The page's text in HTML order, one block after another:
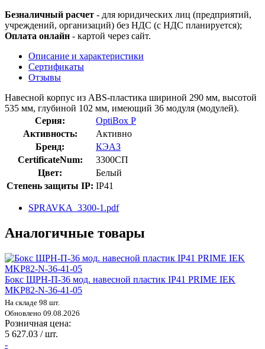
Безналичный расчет - для юридических лиц (предприятий,
учреждений, организаций) без НДС (с НДС планируется);
Оплата онлайн - картой через сайт.
Описание и характеристики
Сертификаты
Отзывы
Навесной корпус из ABS-пластика шириной 290 мм, высотой
535 мм, глубиной 102 мм, имеющий 36 модуля (модулей).
Серия:
OptiBox P
Активность:
Активно
Бренд:
КЭАЗ
CertificateNum:
3300СП
Цвет:
Белый
Степень защиты IP: IP41
SPRAVKA_3300-1.pdf
Аналогичные товары
Бокс ЩРН-П-36 мод. навесной пластик IP41 PRIME IEK
MKP82-N-36-41-05
На складе 98 шт.
Обновлено 09.08.2026
Розничная цена:
5 627.03 / шт.
-